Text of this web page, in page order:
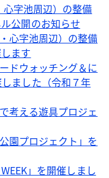
字池周辺）の整備
公開のお知らせ
心字池周辺）の整備
ます
ドウォッチング＆に
ました（令和７年
考える遊具プロジェ
園プロジェクト」を
」を開催しまし